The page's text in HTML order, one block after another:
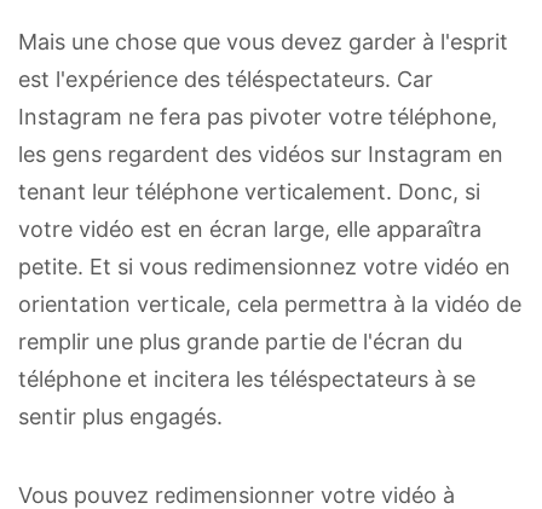
Mais une chose que vous devez garder à l'esprit
est l'expérience des téléspectateurs. Car
Instagram ne fera pas pivoter votre téléphone,
les gens regardent des vidéos sur Instagram en
tenant leur téléphone verticalement. Donc, si
votre vidéo est en écran large, elle apparaîtra
petite. Et si vous redimensionnez votre vidéo en
orientation verticale, cela permettra à la vidéo de
remplir une plus grande partie de l'écran du
téléphone et incitera les téléspectateurs à se
sentir plus engagés.
Vous pouvez redimensionner votre vidéo à